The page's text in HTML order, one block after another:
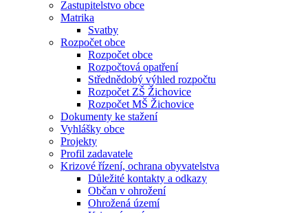
Zastupitelstvo obce
Matrika
Svatby
Rozpočet obce
Rozpočet obce
Rozpočtová opatření
Střednědobý výhled rozpočtu
Rozpočet ZŠ Žichovice
Rozpočet MŠ Žichovice
Dokumenty ke stažení
Vyhlášky obce
Projekty
Profil zadavatele
Krizové řízení, ochrana obyvatelstva
Důležité kontakty a odkazy
Občan v ohrožení
Ohrožená území